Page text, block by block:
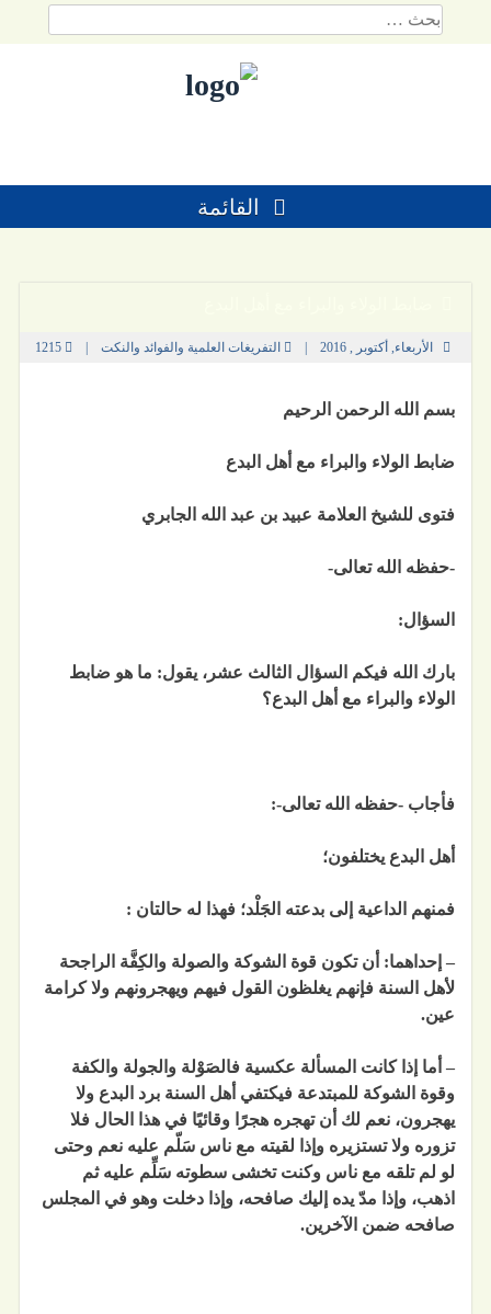
للمحتوي
البحث
الأربعاء, أكتوبر , 2016 التفريغات العلمية والفوائد والنكت 1215
بسم الله الرحمن الرحيم
ضابط الولاء والبراء مع أهل البدع
فتوى للشيخ العلامة عبيد بن عبد الله الجابري
-حفظه الله تعالى-
السؤال:
بارك الله فيكم السؤال الثالث عشر، يقول: ما هو ضابط
الولاء والبراء مع أهل البدع؟
فأجاب -حفظه الله تعالى-:
أهل البدع يختلفون؛
فمنهم الداعية إلى بدعته الجَلْد؛ فهذا له حالتان :
– إحداهما: أن تكون قوة الشوكة والصولة والكِفَّة الراجحة
لأهل السنة فإنهم يغلظون القول فيهم ويهجرونهم ولا كرامة
عين.
– أما إذا كانت المسألة عكسية فالصَوْلة والجولة والكفة
وقوة الشوكة للمبتدعة فيكتفي أهل السنة برد البدع ولا
يهجرون، نعم لك أن تهجره هجرًا وقائيًا في هذا الحال فلا
تزوره ولا تستزيره وإذا لقيته مع ناس سَلّم عليه نعم وحتى
لو لم تلقه مع ناس وكنت تخشى سطوته سَلِّم عليه ثم
اذهب، وإذا مدّ يده إليك صافحه، وإذا دخلت وهو في المجلس
صافحه ضمن الآخرين.